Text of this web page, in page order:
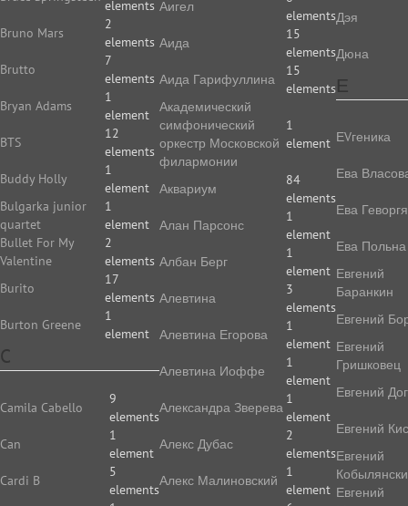
elements
Bruno Mars
2
elements
Brutto
7
elements
Bryan Adams
1
element
BTS
12
elements
Buddy Holly
1
element
Bulgarka junior
quartet
1
element
Bullet For My
Valentine
2
elements
Burito
17
elements
Burton Greene
1
element
C
Camila Cabello
9
elements
Can
1
element
Cardi B
5
elements
Аигел
elements
Аида
15
elements
Аида Гарифуллина
15
elements
Академический
симфонический
оркестр Московской
филармонии
1
element
Аквариум
84
elements
Алан Парсонс
1
element
Албан Берг
1
element
Алевтина
3
elements
Алевтина Егорова
1
element
Алевтина Иоффе
1
element
Алек­сан­дра Зве­ре­ва
1
element
Алекс Дубас
2
elements
Алекс Малиновский
1
element
Дэя
Дюна
Е
ЕVгеника
Ева
Ева
Ева Польна
Евгений
Баранкин
Евгений
Евгений
Гришковец
Евгений
Евгений
Евгений
Евгений